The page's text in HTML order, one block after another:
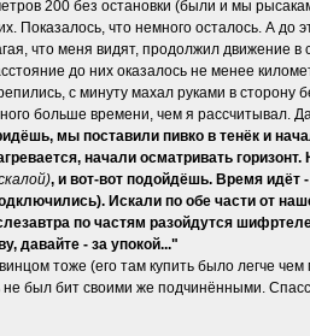
200 без остановки (были и мы
Показалось, что немного осталось. А
что меня видят, продолжил движение
до них оказалось не менее
с минуту махал руками в
больше времени, чем я рассчитывал.
мы поставили пивко в тенёк и
начали осматривать
, и вот-вот подойдёшь. Время идёт
Искали по обе части от
по частям разойдутся
давайте - за упокой..."
тоже (его там купить было легче
был бит своими же подчинёнными.